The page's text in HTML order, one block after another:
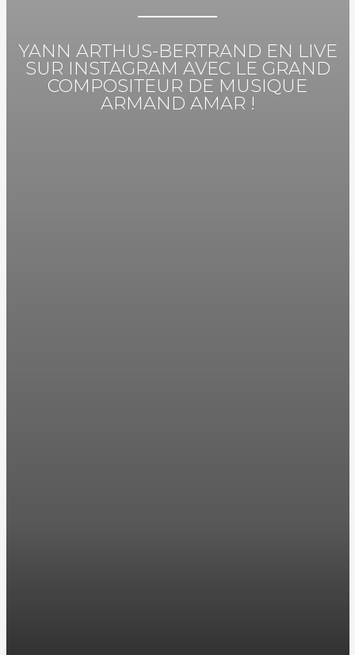
YANN ARTHUS-BERTRAND EN LIVE
SUR INSTAGRAM AVEC LE GRAND
COMPOSITEUR DE MUSIQUE
ARMAND AMAR !